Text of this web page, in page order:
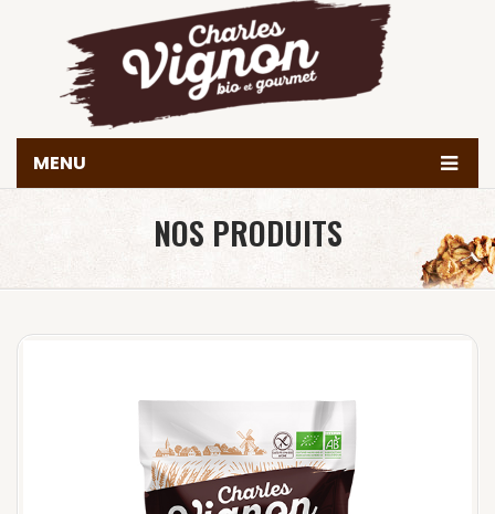
MENU
Achetez en ligne
NOS PRODUITS